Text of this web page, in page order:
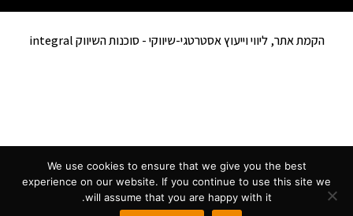
הקמת אתר, ליווי וייעוץ אסטרטגי-שיווקי -סוכנות השיווק integral
We use cookies to ensure that we give you the best
experience on our website. If you continue to use this site we
will assume that you are happy with it.